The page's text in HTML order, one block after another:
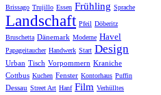
Brissago Trujillo Essen Frühling Sprache
Landschaft Pfeil Döberitz
Bruschetta Dänemark Moderne Havel
Papageitaucher Handwerk Start Design
Urban Tisch Vorpommern Kraniche
Cottbus Kuchen Fenster Kontorhaus Puffin
Dessau Street Art Hanf Film Verhülltes